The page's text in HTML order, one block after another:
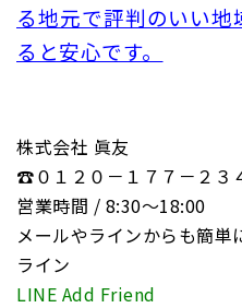
る地元で評判のいい
ると安心です。
株式会社 眞友
☎０１２０－１７７－２３
営業時間 / 8:30〜18:00
メールやラインからも簡
ライン
LINE Add Friend